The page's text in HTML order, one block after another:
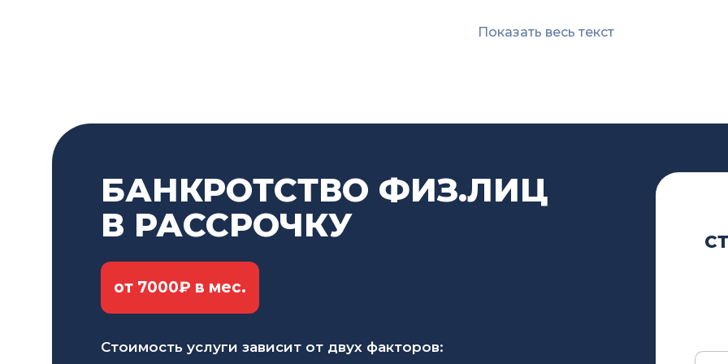
В настоящее время существует два способа признания физического лица банкротом — судебное и
особенности:
Инстанция для обращения
Стоимость
Процедура платная, включает в себя ряд
Показать весь текст
БАНКРОТСТВО ФИЗ.ЛИЦ
В РАССРОЧКУ
от 7000₽ в мес.
Стоимость услуги зависит от двух факторов: